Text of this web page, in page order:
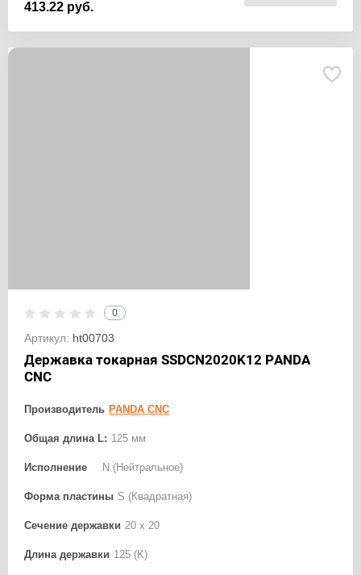
413.22 руб.
0
Артикул: ht00703
Державка токарная SSDCN2020K12 PANDA
CNC
Производитель PANDA CNC
Общая длина L: 125 мм
Исполнение N (Нейтральное)
Форма пластины S (Квадратная)
Сечение державки 20 x 20
Длина державки 125 (K)